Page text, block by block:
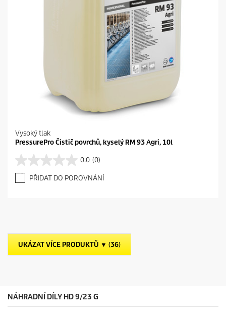
Vysoký tlak
PressurePro Čistič povrchů, kyselý RM 93 Agri, 10l
0.0 (0)
0
.
0
z
d
i
.
PŘIDAT DO POROVNÁNÍ
UKÁZAT VÍCE PRODUKTŮ ▼ (36)
NÁHRADNÍ DÍLY HD 9/23 G